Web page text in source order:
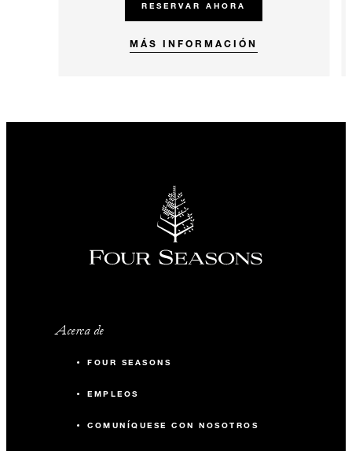
RESERVAR AHORA
MÁS INFORMACIÓN
Acerca de
FOUR SEASONS
EMPLEOS
COMUNÍQUESE CON NOSOTROS